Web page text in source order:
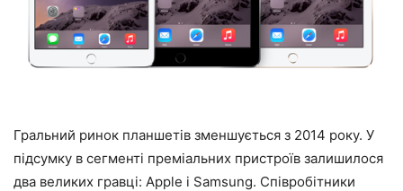
Гральний ринок планшетів зменшується з 2014 року. У
підсумку в сегменті преміальних пристроїв залишилося
два великих гравці: Apple і Samsung. Співробітники